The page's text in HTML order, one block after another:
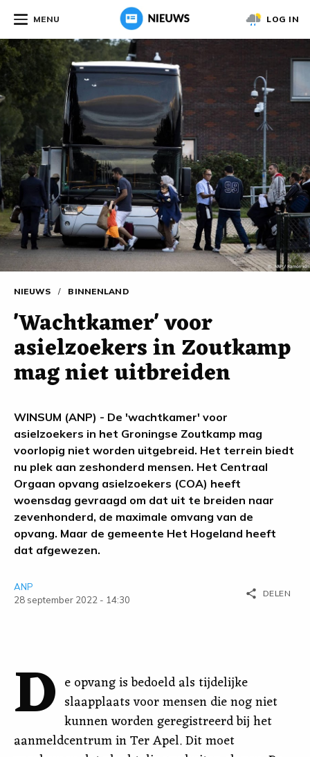
MENU LOG IN
NIEUWS / BINNENLAND
'Wachtkamer' voor
asielzoekers in Zoutkamp
mag niet uitbreiden
WINSUM (ANP) - De 'wachtkamer' voor
asielzoekers in het Groningse Zoutkamp mag
voorlopig niet worden uitgebreid. Het terrein biedt
nu plek aan zeshonderd mensen. Het Centraal
Orgaan opvang asielzoekers (COA) heeft
woensdag gevraagd om dat uit te breiden naar
zevenhonderd, de maximale omvang van de
opvang. Maar de gemeente Het Hogeland heeft
dat afgewezen.
ANP
28 september 2022 - 14:30
share DELEN
D e opvang is bedoeld als tijdelijke
slaapplaats voor mensen die nog niet
kunnen worden geregistreerd bij het
aanmeldcentrum in Ter Apel. Dit moet